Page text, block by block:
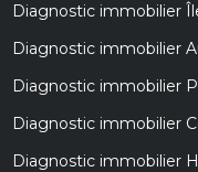
Diagnostic immobilier
Diagnostic immobilier
Diagnostic immobilier
Diagnostic immobilier
Diagnostic immobilier